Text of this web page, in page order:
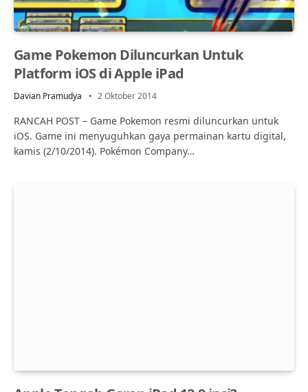
Game Pokemon Diluncurkan Untuk
Platform iOS di Apple iPad
Davian Pramudya 2 Oktober 2014
RANCAH POST – Game Pokemon resmi diluncurkan untuk
iOS. Game ini menyuguhkan gaya permainan kartu digital,
kamis (2/10/2014). Pokémon Company…